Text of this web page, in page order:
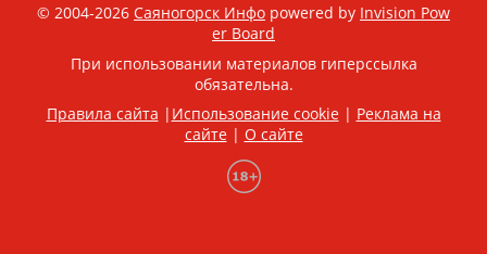
© 2004-2026 Саяногорск Инфо powered by Invision Pow
er Board
При использовании материалов гиперссылка
обязательна.
Правила сайта | Использование cookie| Реклама на
сайте| О сайте